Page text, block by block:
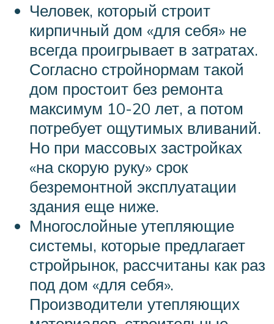
Человек, который строит
кирпичный дом «для себя» не
всегда проигрывает в затратах.
Согласно стройнормам такой
дом простоит без ремонта
максимум 10-20 лет, а потом
потребует ощутимых вливаний.
Но при массовых застройках
«на скорую руку» срок
безремонтной эксплуатации
здания еще ниже.
Многослойные утепляющие
системы, которые предлагает
стройрынок, рассчитаны как раз
под дом «для себя».
Производители утепляющих